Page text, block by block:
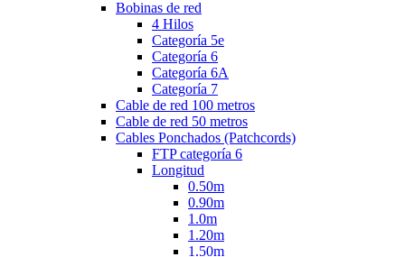
Bobinas de red
4 Hilos
Categoría 5e
Categoría 6
Categoría 6A
Categoría 7
Cable de red 100 metros
Cable de red 50 metros
Cables Ponchados (Patchcords)
FTP categoría 6
Longitud
0.50m
0.90m
1.0m
1.20m
1.50m